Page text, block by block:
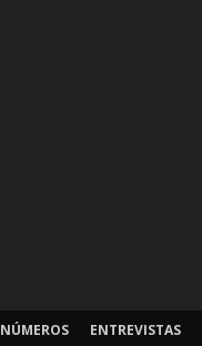
NÚMEROS ENTREVISTAS